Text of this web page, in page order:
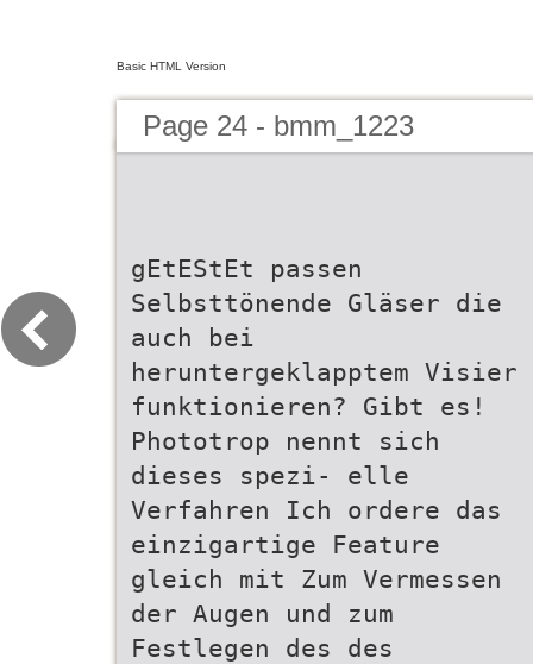
Basic HTML Version
Page 24 - bmm_1223
gEtEStEt passen
Selbsttönende Gläser die
auch bei
heruntergeklapptem Visier
funktionieren? Gibt es!
Phototrop nennt sich
dieses spezi- elle
Verfahren Ich ordere das
einzigartige Feature
gleich mit Zum Vermessen
der Augen und zum
Festlegen des des